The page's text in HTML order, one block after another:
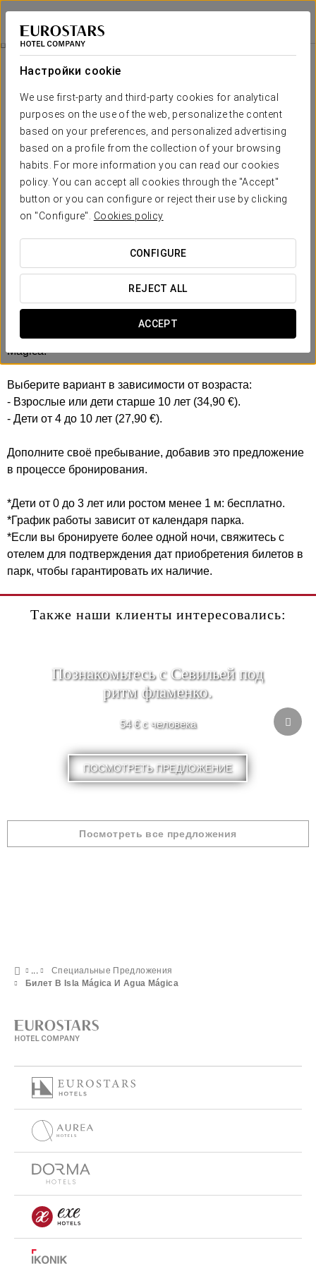
Настройки cookie
We use first-party and third-party cookies for analytical
purposes on the use of the web, personalize the content
based on your preferences, and personalized advertising
based on a profile from the collection of your browsing
habits. For more information you can read our cookies
policy. You can accept all cookies through the "Accept"
button or you can configure or reject their use by clicking
on "Configure". Cookies policy
CONFIGURE
REJECT ALL
ACCEPT
Exe Isla Cartuja
СЕВИЛЬЯ
Билет В Isla Mágica И Agua Mágica
От 27,90 €
Билет в Isla Mágica и Agua Mágica
Проведите целый день, открывая для себя тематические
парки Isla Mágica и Agua Mágica.
- Входной билет на 1 полный день в Isla Mágica и Agua
Mágica.
Выберите вариант в зависимости от возраста:
- Взрослые или дети старше 10 лет (34,90 €).
- Дети от 4 до 10 лет (27,90 €).
Дополните своё пребывание, добавив это предложение
в процессе бронирования.
*Дети от 0 до 3 лет или ростом менее 1 м: бесплатно.
*График работы зависит от календаря парка.
*Если вы бронируете более одной ночи, свяжитесь с
отелем для подтверждения дат приобретения билетов в
парк, чтобы гарантировать их наличие.
Также наши клиенты интересовались:
Познакомьтесь с Севильей под
ритм фламенко.
54 € с человека
ПОСМОТРЕТЬ ПРЕДЛОЖЕНИЕ
Посмотреть все предложения
Специальные Предложения
Билет В Isla Mágica И Agua Mágica